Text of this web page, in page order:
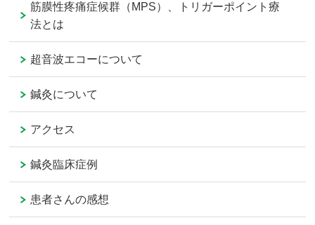
筋膜性疼痛症候群（MPS）、トリガーポイント療
法とは
超音波エコーについて
鍼灸について
アクセス
鍼灸臨床症例
患者さんの感想